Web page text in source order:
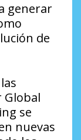
generar
de
Global
se
nuevas